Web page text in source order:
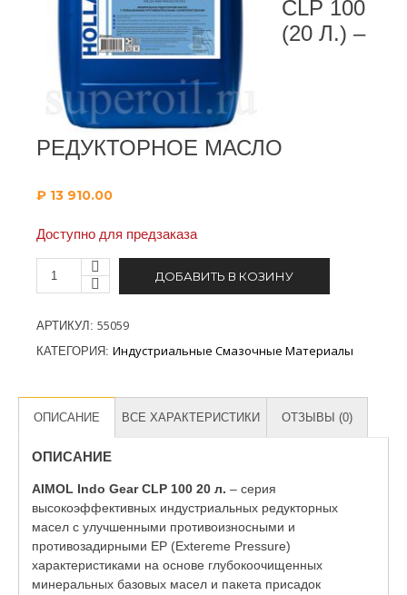
CLP 100
(20 Л.) –
РЕДУКТОРНОЕ МАСЛО
₽ 13 910.00
Доступно для предзаказа
ДОБАВИТЬ В КОЗИНУ
АРТИКУЛ: 55059
КАТЕГОРИЯ: Индустриальные Смазочные Материалы
ОПИСАНИЕ ВСЕ ХАРАКТЕРИСТИКИ ОТЗЫВЫ (0)
ОПИСАНИЕ
AIMOL Indo Gear CLP 100 20 л. – серия
высокоэффективных индустриальных редукторных
масел с улучшенными противоизносными и
противозадирными EP (Extereme Pressure)
характеристиками на основе глубокоочищенных
минеральных базовых масел и пакета присадок